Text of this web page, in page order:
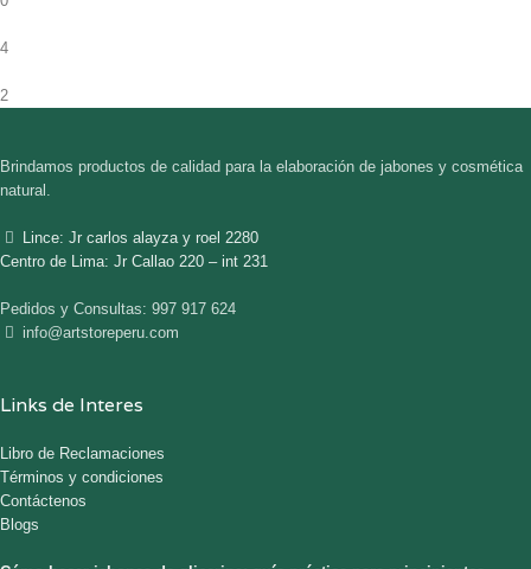
4
2
Brindamos productos de calidad para la elaboración de jabones y cosmética
natural.
Lince: Jr carlos alayza y roel 2280
Centro de Lima: Jr Callao 220 – int 231
Pedidos y Consultas: 997 917 624
info@artstoreperu.com
Links de Interes
Libro de Reclamaciones
Términos y condiciones
Contáctenos
Blogs